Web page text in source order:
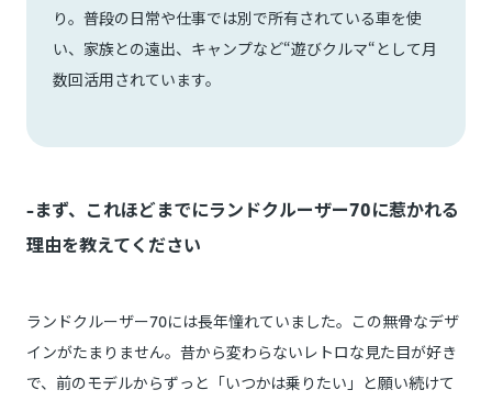
り。普段の日常や仕事では別で所有されている車を使
い、家族との遠出、キャンプなど“遊びクルマ“として月
数回活用されています。
-まず、これほどまでにランドクルーザー70に惹かれる
理由を教えてください
ランドクルーザー70には長年憧れていました。この無骨なデザ
インがたまりません。昔から変わらないレトロな見た目が好き
で、前のモデルからずっと「いつかは乗りたい」と願い続けて